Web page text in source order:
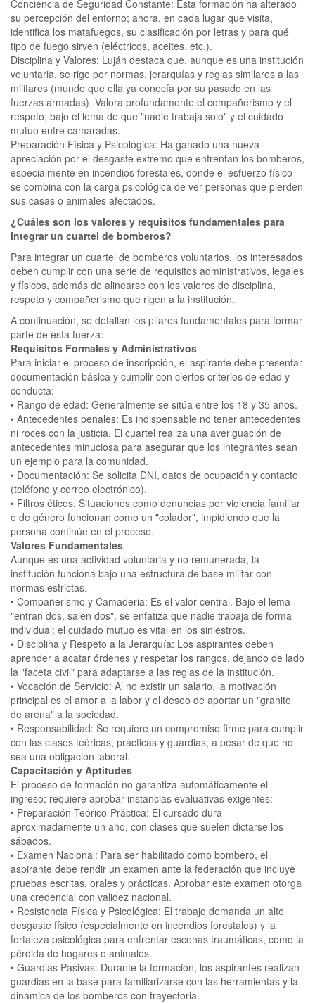
Conciencia de Seguridad Constante: Esta formación ha alterado
su percepción del entorno; ahora, en cada lugar que visita,
identifica los matafuegos, su clasificación por letras y para qué
tipo de fuego sirven (eléctricos, aceites, etc.).
Disciplina y Valores: Luján destaca que, aunque es una institución
voluntaria, se rige por normas, jerarquías y reglas similares a las
militares (mundo que ella ya conocía por su pasado en las
fuerzas armadas). Valora profundamente el compañerismo y el
respeto, bajo el lema de que "nadie trabaja solo" y el cuidado
mutuo entre camaradas.
Preparación Física y Psicológica: Ha ganado una nueva
apreciación por el desgaste extremo que enfrentan los bomberos,
especialmente en incendios forestales, donde el esfuerzo físico
se combina con la carga psicológica de ver personas que pierden
sus casas o animales afectados.
¿Cuáles son los valores y requisitos fundamentales para
integrar un cuartel de bomberos?
Para integrar un cuartel de bomberos voluntarios, los interesados
deben cumplir con una serie de requisitos administrativos, legales
y físicos, además de alinearse con los valores de disciplina,
respeto y compañerismo que rigen a la institución.
A continuación, se detallan los pilares fundamentales para formar
parte de esta fuerza:
Requisitos Formales y Administrativos
Para iniciar el proceso de inscripción, el aspirante debe presentar
documentación básica y cumplir con ciertos criterios de edad y
conducta:
• Rango de edad: Generalmente se sitúa entre los 18 y 35 años.
• Antecedentes penales: Es indispensable no tener antecedentes
ni roces con la justicia. El cuartel realiza una averiguación de
antecedentes minuciosa para asegurar que los integrantes sean
un ejemplo para la comunidad.
• Documentación: Se solicita DNI, datos de ocupación y contacto
(teléfono y correo electrónico).
• Filtros éticos: Situaciones como denuncias por violencia familiar
o de género funcionan como un "colador", impidiendo que la
persona continúe en el proceso.
Valores Fundamentales
Aunque es una actividad voluntaria y no remunerada, la
institución funciona bajo una estructura de base militar con
normas estrictas.
• Compañerismo y Camaderia: Es el valor central. Bajo el lema
"entran dos, salen dos", se enfatiza que nadie trabaja de forma
individual; el cuidado mutuo es vital en los siniestros.
• Disciplina y Respeto a la Jerarquía: Los aspirantes deben
aprender a acatar órdenes y respetar los rangos, dejando de lado
la "faceta civil" para adaptarse a las reglas de la institución.
• Vocación de Servicio: Al no existir un salario, la motivación
principal es el amor a la labor y el deseo de aportar un "granito
de arena" a la sociedad.
• Responsabilidad: Se requiere un compromiso firme para cumplir
con las clases teóricas, prácticas y guardias, a pesar de que no
sea una obligación laboral.
Capacitación y Aptitudes
El proceso de formación no garantiza automáticamente el
ingreso; requiere aprobar instancias evaluativas exigentes:
• Preparación Teórico-Práctica: El cursado dura
aproximadamente un año, con clases que suelen dictarse los
sábados.
• Examen Nacional: Para ser habilitado como bombero, el
aspirante debe rendir un examen ante la federación que incluye
pruebas escritas, orales y prácticas. Aprobar este examen otorga
una credencial con validez nacional.
• Resistencia Física y Psicológica: El trabajo demanda un alto
desgaste físico (especialmente en incendios forestales) y la
fortaleza psicológica para enfrentar escenas traumáticas, como la
pérdida de hogares o animales.
• Guardias Pasivas: Durante la formación, los aspirantes realizan
guardias en la base para familiarizarse con las herramientas y la
dinámica de los bomberos con trayectoria.